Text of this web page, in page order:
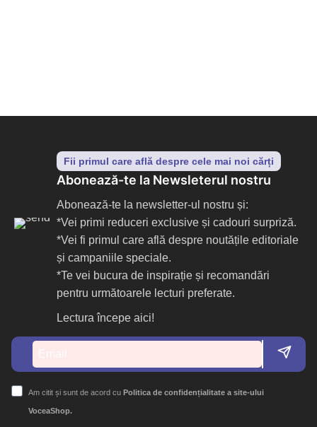
Fii primul care află despre cele mai noi cărți
Abonează-te la Newsleterul nostru
Abonează-te la newsletter-ul nostru și:
*Vei primi reduceri exclusive și cadouri surpriză.
*Vei fi primul care află despre noutățile editoriale
și campaniile speciale.
*Te vei bucura de inspirație și recomandări
pentru următoarele lecturi preferate.
Lectura începe aici!
Am citit și sunt de acord cu Politica de confidențialitate a site-ului
VoceaShop.